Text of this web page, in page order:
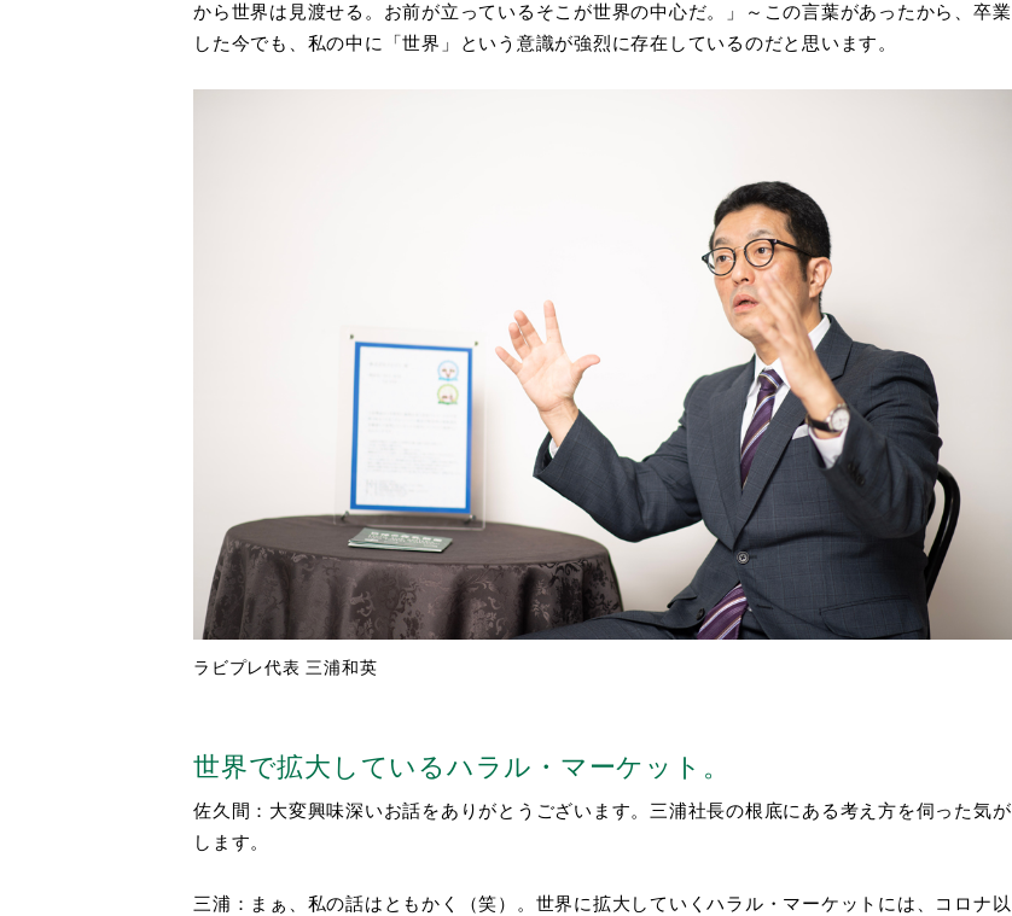
から世界は見渡せる。お前が立っているそこが世界の中心だ。」～この言葉があったから、卒業
した今でも、私の中に「世界」という意識が強烈に存在しているのだと思います。
ラビプレ代表 三浦和英
世界で拡大しているハラル・マーケット。
佐久間：大変興味深いお話をありがとうございます。三浦社長の根底にある考え方を伺った気が
します。
三浦：まぁ、私の話はともかく（笑）。世界に拡大していくハラル・マーケットには、コロナ以